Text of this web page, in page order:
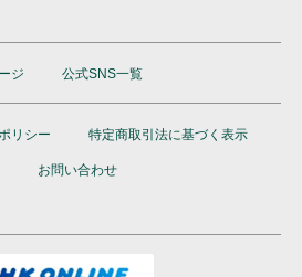
ジ 公式SNS一覧
リシー 特定商取引法に基づく表示
お問い合わせ